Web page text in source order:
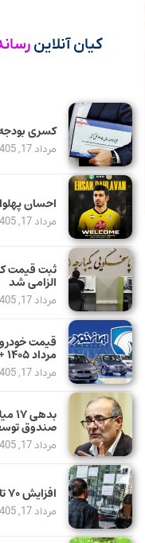
کیان آنلاین
کسری بودجه ۱۴۰۵ به کجا
مرداد 17, 1405
احسان
مرداد 17, 1405
الزامی شد
مرداد 17, 1405
مرداد ۱۴۰۵ + جدول
مرداد 17, 1405
صندوق
مرداد 17, 1405
افزایش ۷۰ تا ۱۰۰ درصدی اجاره‌بها در تهران
مرداد 17, 1405